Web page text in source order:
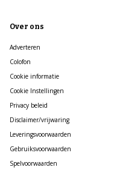
Over ons
Adverteren
Colofon
Cookie informatie
Cookie Instellingen
Privacy beleid
Disclaimer/vrijwaring
Leveringsvoorwaarden
Gebruiksvoorwaarden
Spelvoorwaarden